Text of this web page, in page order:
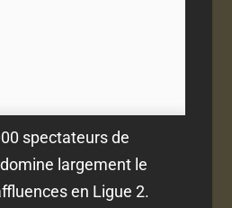
spectateurs de
domine largement le
en Ligue 2.